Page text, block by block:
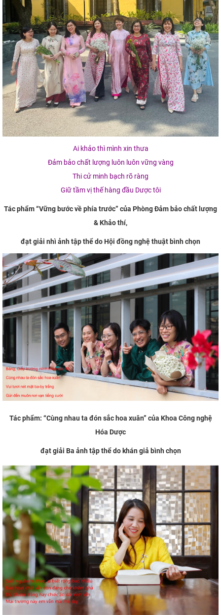
Ai khảo thì mình xin thưa
Đảm bảo chất lượng luôn luôn vững vàng
Thi cử minh bạch rõ ràng
Giữ tầm vị thế hàng đầu Dược tôi
Tác phẩm “Vững bước về phía trước” của Phòng Đảm bảo chất lượng
& Khảo thí,
đạt giải nhì ảnh tập thể do Hội đồng nghệ thuật bình chọn
Tác phẩm: “Cùng nhau ta đón sắc hoa xuân” của Khoa Công nghệ
Hóa Dược
đạt giải Ba ảnh tập thể do khán giả bình chọn